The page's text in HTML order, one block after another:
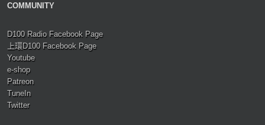
COMMUNITY
D100 Radio Facebook Page
上環D100 Facebook Page
Youtube
e-shop
Patreon
TuneIn
Twitter